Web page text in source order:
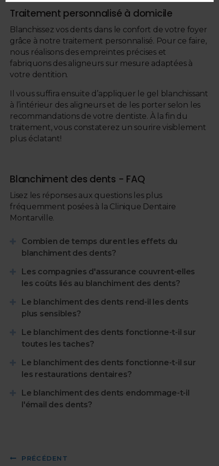
Traitement personnalisé à domicile
Blanchissez vos dents dans le confort de votre foyer
grâce à notre traitement personnalisé. Pour ce faire,
nous réalisons des empreintes précises et
fabriquons des aligneurs sur mesure adaptées à
votre dentition.
Il vous suffira ensuite d’appliquer le gel blanchissant
à l’intérieur des aligneurs et de les porter selon les
recommandations de votre dentiste. À la fin du
traitement, vous constaterez un sourire visiblement
plus éclatant!
Blanchiment des dents - FAQ
Lisez les réponses aux questions les plus
fréquemment posées à la Clinique Dentaire
Montarville.
Combien de temps durent les effets du
blanchiment des dents?
Les compagnies d'assurance couvrent-elles
les coûts liés au blanchiment des dents?
Le blanchiment des dents rend-il les dents
plus sensibles?
Le blanchiment des dents fonctionne-t-il sur
toutes les taches?
Le blanchiment des dents fonctionne-t-il sur
les restaurations dentaires?
Le blanchiment des dents endommage-t-il
l'émail des dents?
PRÉCÉDENT